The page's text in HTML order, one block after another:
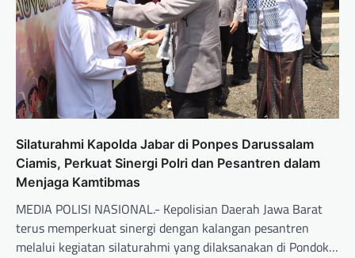
Silaturahmi Kapolda Jabar di Ponpes Darussalam
Ciamis, Perkuat Sinergi Polri dan Pesantren dalam
Menjaga Kamtibmas
MEDIA POLISI NASIONAL.- ‎Kepolisian Daerah Jawa Barat
terus memperkuat sinergi dengan kalangan pesantren
melalui kegiatan silaturahmi yang dilaksanakan di Pondok…